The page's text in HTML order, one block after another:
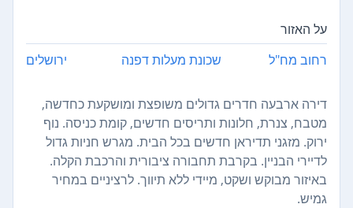
על האזור
רחוב מח"ל שכונת מעלות דפנה ירושלים
דירה ארבעה חדרים גדולים משופצת ומושקעת כחדשה,
מטבח, צנרת, חלונות ותריסים חדשים, קומת כניסה. נוף
ירוק. מזגני תדיראן חדשים בכל הבית. מגרש חניות גדול
לדיירי הבניין. בקרבת תחבורה ציבורית והרכבת הקלה.
באיזור מבוקש ושקט, מיידי ללא תיווך. לרציניים במחיר
גמיש.